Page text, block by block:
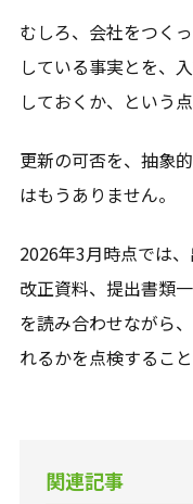
むしろ、会社をつく
している事実とを、
しておくか、という点
更新の可否を、抽象
はもうありません。
2026年3月時点では
改正資料、提出書類
を読み合わせながら
れるかを点検するこ
関連記事